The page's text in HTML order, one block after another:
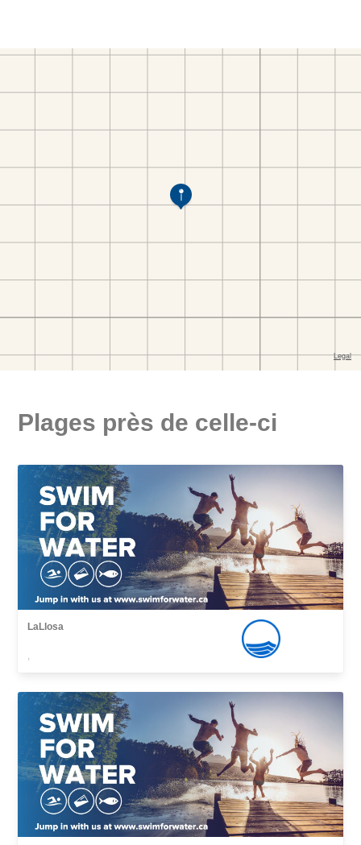
Plages près de celle-ci
LaLlosa
,